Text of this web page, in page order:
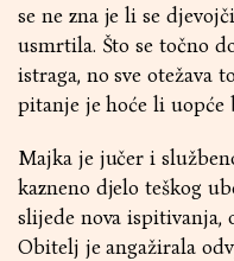
se ne zna je li se
usmrtila. Što se točno
istraga, no sve otežava
pitanje je hoće li uopće
Majka je jučer i
kazneno djelo teškog
slijede nova
Obitelj je angažirala